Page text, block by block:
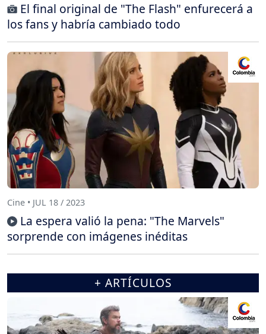
El final original de "The Flash" enfurecerá a
los fans y habría cambiado todo
Cine • JUL 18 / 2023
La espera valió la pena: "The Marvels"
sorprende con imágenes inéditas
+ ARTÍCULOS